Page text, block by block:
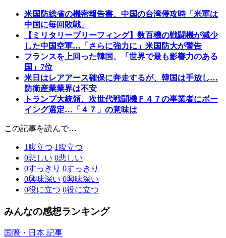
米国防総省の機密報告書、中国の台湾侵攻時「米軍は
中国に毎回敗戦」
【ミリタリーブリーフィング】数百機の戦闘機が減少
した中国空軍…「さらに強力に」米国防大が警告
フランスを上回った韓国、「世界で最も影響力のある
国」7位
米日はレアアース確保に奔走するが、韓国は手放し…
防衛産業業界は不安
トランプ大統領、次世代戦闘機Ｆ４７の事業者にボー
イング選定…「４７」の意味は
この記事を読んで…
1 腹立つ 1 腹立つ
0悲しい 0悲しい
0すっきり 0すっきり
0興味深い 0興味深い
0役に立つ 0役に立つ
みんなの感想ランキング
国際・日本 記事